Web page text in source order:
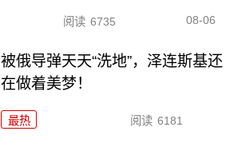
阅读 6735 08-06
被俄导弹天天“洗地”，泽连斯基还
在做着美梦！
最热 阅读 6181